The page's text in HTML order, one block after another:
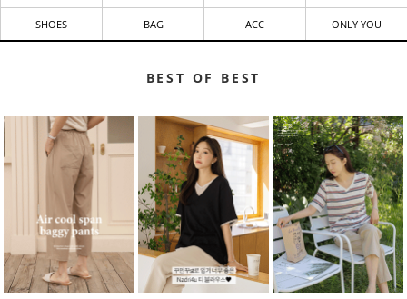
SHOES BAG ACC ONLY YOU
BEST OF BEST